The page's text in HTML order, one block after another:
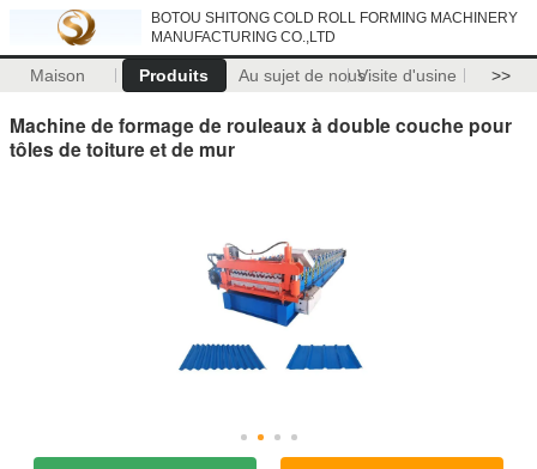
BOTOU SHITONG COLD ROLL FORMING MACHINERY
MANUFACTURING CO.,LTD
Maison Produits Au sujet de nousVisite d'usine >>
Machine de formage de rouleaux à double couche pour
tôles de toiture et de mur